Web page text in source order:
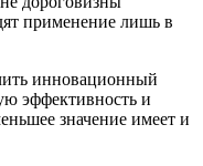
применение лишь в
инновационный
эффективность и
значение имеет и